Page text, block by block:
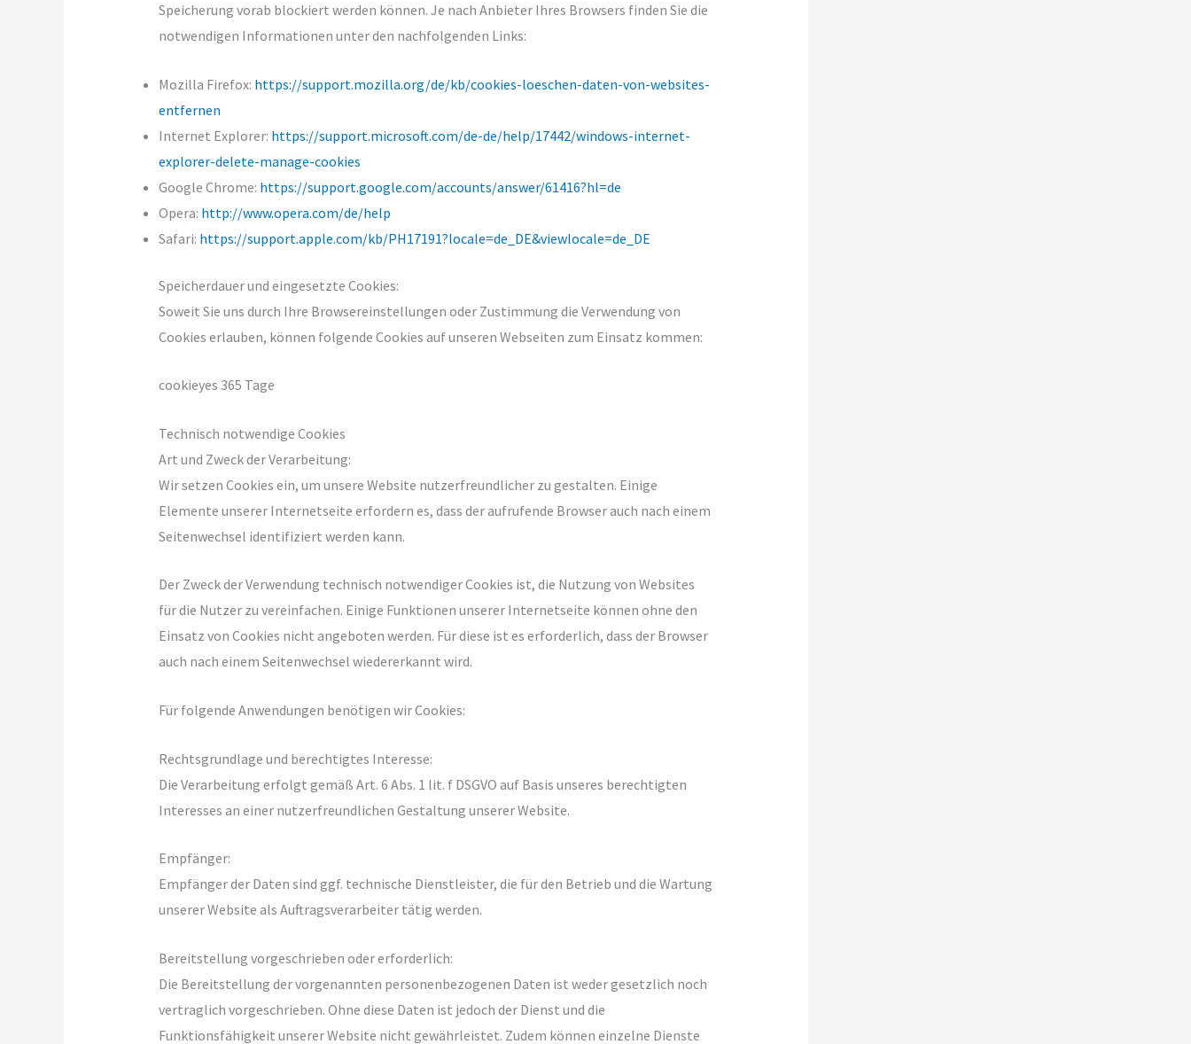
Speicherung vorab blockiert werden können. Je nach Anbieter Ihres Browsers finden Sie die
notwendigen Informationen unter den nachfolgenden Links:
Mozilla Firefox: https://support.mozilla.org/de/kb/cookies-loeschen-daten-von-websites-
entfernen
Internet Explorer: https://support.microsoft.com/de-de/help/17442/windows-internet-
explorer-delete-manage-cookies
Google Chrome: https://support.google.com/accounts/answer/61416?hl=de
Opera: http://www.opera.com/de/help
Safari: https://support.apple.com/kb/PH17191?locale=de_DE&viewlocale=de_DE
Speicherdauer und eingesetzte Cookies:
Soweit Sie uns durch Ihre Browsereinstellungen oder Zustimmung die Verwendung von
Cookies erlauben, können folgende Cookies auf unseren Webseiten zum Einsatz kommen:
cookieyes 365 Tage
Technisch notwendige Cookies
Art und Zweck der Verarbeitung:
Wir setzen Cookies ein, um unsere Website nutzerfreundlicher zu gestalten. Einige
Elemente unserer Internetseite erfordern es, dass der aufrufende Browser auch nach einem
Seitenwechsel identifiziert werden kann.
Der Zweck der Verwendung technisch notwendiger Cookies ist, die Nutzung von Websites
für die Nutzer zu vereinfachen. Einige Funktionen unserer Internetseite können ohne den
Einsatz von Cookies nicht angeboten werden. Für diese ist es erforderlich, dass der Browser
auch nach einem Seitenwechsel wiedererkannt wird.
Für folgende Anwendungen benötigen wir Cookies:
Rechtsgrundlage und berechtigtes Interesse:
Die Verarbeitung erfolgt gemäß Art. 6 Abs. 1 lit. f DSGVO auf Basis unseres berechtigten
Interesses an einer nutzerfreundlichen Gestaltung unserer Website.
Empfänger:
Empfänger der Daten sind ggf. technische Dienstleister, die für den Betrieb und die Wartung
unserer Website als Auftragsverarbeiter tätig werden.
Bereitstellung vorgeschrieben oder erforderlich:
Die Bereitstellung der vorgenannten personenbezogenen Daten ist weder gesetzlich noch
vertraglich vorgeschrieben. Ohne diese Daten ist jedoch der Dienst und die
Funktionsfähigkeit unserer Website nicht gewährleistet. Zudem können einzelne Dienste